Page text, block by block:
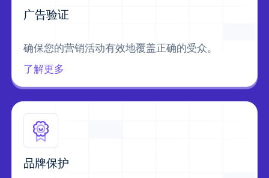
广告验证
确保您的营销活动有效地覆盖正确的受众。
了解更多
品牌保护